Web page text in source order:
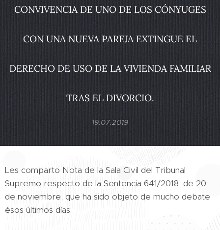
CONVIVENCIA DE UNO DE LOS CÓNYUGES
CON UNA NUEVA PAREJA EXTINGUE EL
DERECHO DE USO DE LA VIVIENDA FAMILIAR
TRAS EL DIVORCIO.
19.07.2019
Les comparto Nota de la Sala Civil del Tribunal
Supremo respecto de la Sentencia 641/2018, de 20
de noviembre, que ha sido objeto de mucho debate
ésos últimos días: